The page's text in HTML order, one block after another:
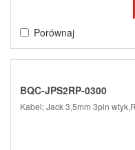
Porównaj
BQC-JPS2RP-0300
Kabel; Jack 3,5mm 3pin